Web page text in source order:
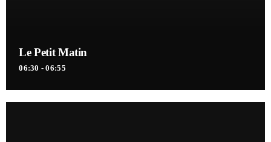
Le Petit Matin
06:30 - 06:55